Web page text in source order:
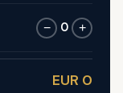
− 0 +
EUR 0